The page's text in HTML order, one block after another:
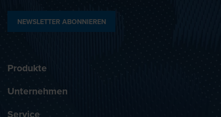
NEWSLETTER ABONNIEREN
Produkte
Unternehmen